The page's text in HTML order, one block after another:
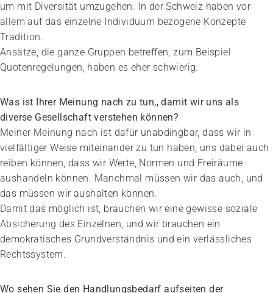
um mit Diversität umzugehen. In der Schweiz haben vor
allem auf das einzelne Individuum bezogene Konzepte
Tradition.
Ansätze, die ganze Gruppen betreffen, zum Beispiel
Quotenregelungen, haben es eher schwierig.
Was ist Ihrer Meinung nach zu tun,, damit wir uns als
diverse Gesellschaft verstehen können?
Meiner Meinung nach ist dafür unabdingbar, dass wir in
vielfältiger Weise miteinander zu tun haben, uns dabei auch
reiben können, dass wir Werte, ­Normen und Freiräume
aushandeln können. Manchmal müssen wir das auch, und
das müssen wir aushalten können.
Damit das möglich ist, brauchen wir eine gewisse soziale
Absicherung des Einzelnen, und wir brauchen ein
demokratisches Grundverständnis und ein verlässliches
Rechtssystem.
Wo sehen Sie den Handlungsbedarf aufseiten der